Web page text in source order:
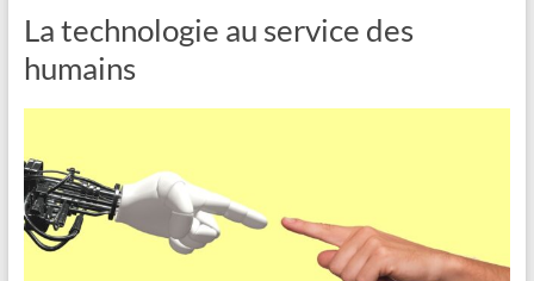
La technologie au service des
humains